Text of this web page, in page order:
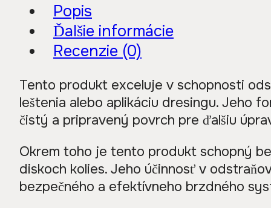
Popis
Ďalšie informácie
Recenzie (0)
Tento produkt exceluje v schopnosti
leštenia alebo aplikáciu dresingu. Jeho
čistý a pripravený povrch pre ďalšiu
Okrem toho je tento produkt schopný
diskoch kolies. Jeho účinnosť v
bezpečného a efektívneho brzdného